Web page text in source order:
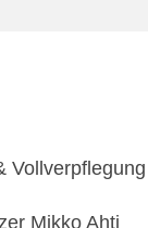
Vollverpflegung
Mikko Ahti